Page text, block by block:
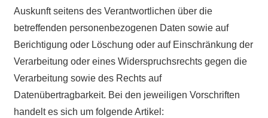
Auskunft seitens des Verantwortlichen über die
betreffenden personenbezogenen Daten sowie auf
Berichtigung oder Löschung oder auf Einschränkung der
Verarbeitung oder eines Widerspruchsrechts gegen die
Verarbeitung sowie des Rechts auf
Datenübertragbarkeit. Bei den jeweiligen Vorschriften
handelt es sich um folgende Artikel: